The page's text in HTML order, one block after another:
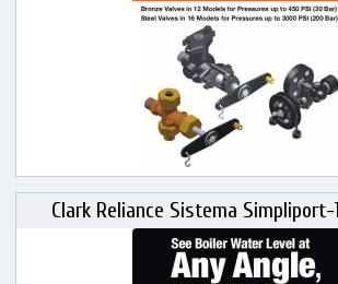
Clark Reliance Sistema